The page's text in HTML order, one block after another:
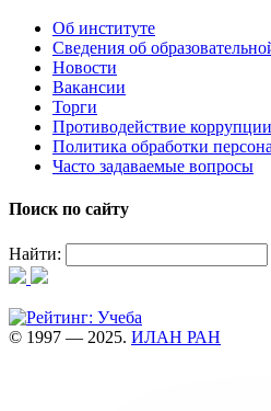
Об институте
Сведения об
Новости
Вакансии
Торги
Противодействие коррупции
Политика обработки
Часто задаваемые вопросы
Поиск по сайту
Найти:
© 1997 — 2025. ИЛАН РАН